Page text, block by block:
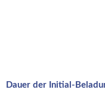
Dauer der Initial-